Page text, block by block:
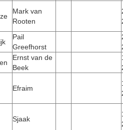
Mark van
Rooten
Pail
Greefhorst
Ernst van de
Beek
Efraim
Sjaak